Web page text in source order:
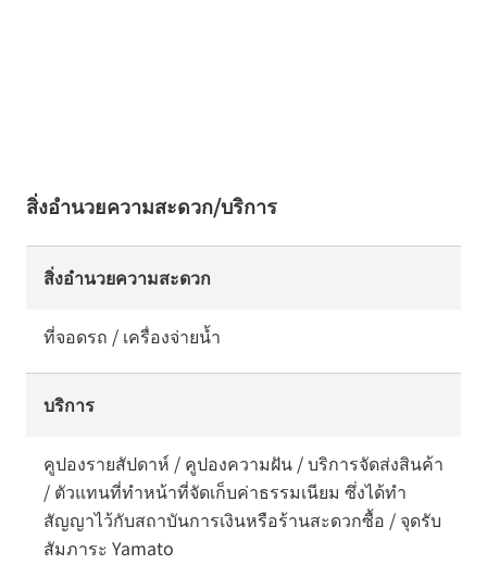
สิ่งอำนวยความสะดวก/บริการ
สิ่งอำนวยความสะดวก
ที่จอดรถ / เครื่องจ่ายน้ำ
บริการ
คูปองรายสัปดาห์ / คูปองความฝัน / บริการจัดส่งสินค้า
/ ตัวแทนที่ทำหน้าที่จัดเก็บค่าธรรมเนียม ซึ่งได้ทำ
สัญญาไว้กับสถาบันการเงินหรือร้านสะดวกซื้อ / จุดรับ
สัมภาระ Yamato